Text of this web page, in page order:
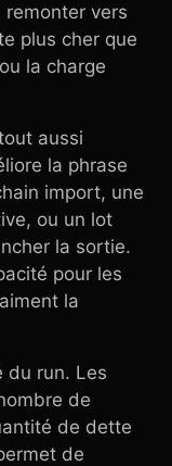
vers
plus cher que
la charge
aussi
la phrase
import, une
ou un lot
la sortie.
pour les
la
du run. Les
de
de dette
de